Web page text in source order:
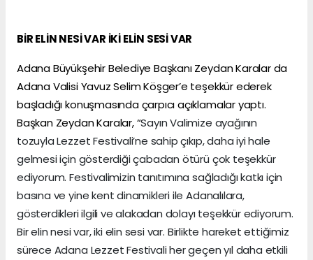
BİR ELİN NESİ VAR İKİ ELİN SESİ VAR
Adana Büyükşehir Belediye Başkanı Zeydan Karalar da
Adana Valisi Yavuz Selim Köşger’e teşekkür ederek
başladığı konuşmasında çarpıcı açıklamalar yaptı.
Başkan Zeydan Karalar, “Sayın Valimize ayağının
tozuyla Lezzet Festivali’ne sahip çıkıp, daha iyi hale
gelmesi için gösterdiği çabadan ötürü çok teşekkür
ediyorum. Festivalimizin tanıtımına sağladığı katkı için
basına ve yine kent dinamikleri ile Adanalılara,
gösterdikleri ilgili ve alakadan dolayı teşekkür ediyorum.
Bir elin nesi var, iki elin sesi var. Birlikte hareket ettiğimiz
sürece Adana Lezzet Festivali her geçen yıl daha etkili